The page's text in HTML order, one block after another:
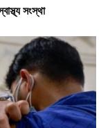
সংস্থা